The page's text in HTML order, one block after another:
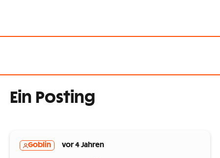
Ein Posting
Goblin vor 4 Jahren